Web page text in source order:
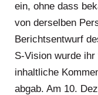
ein, ohne dass
von derselben
Berichtsentwurf
S-Vision wurde
inhaltliche
abgab. Am 10.